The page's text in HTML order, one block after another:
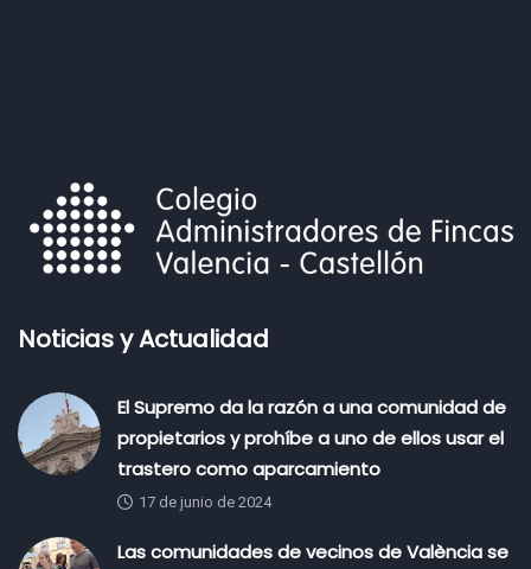
Noticias y Actualidad
El Supremo da la razón a una comunidad de
propietarios y prohíbe a uno de ellos usar el
trastero como aparcamiento
17 de junio de 2024
Las comunidades de vecinos de València se